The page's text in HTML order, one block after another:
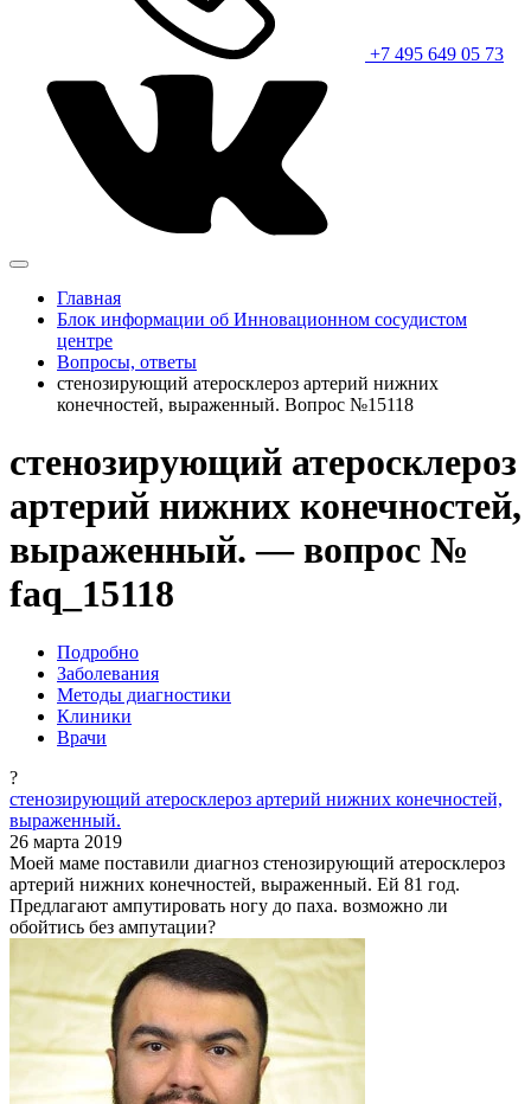
+7 495 649 05 73
Главная
Блок информации об Инновационном сосудистом
центре
Вопросы, ответы
стенозирующий атеросклероз артерий нижних
конечностей, выраженный. Вопрос №15118
стенозирующий атеросклероз
артерий нижних конечностей,
выраженный. — вопрос №
faq_15118
Подробно
Заболевания
Методы диагностики
Клиники
Врачи
?
стенозирующий атеросклероз артерий нижних конечностей,
выраженный.
26 марта 2019
Моей маме поставили диагноз стенозирующий атеросклероз
артерий нижних конечностей, выраженный. Ей 81 год.
Предлагают ампутировать ногу до паха. возможно ли
обойтись без ампутации?